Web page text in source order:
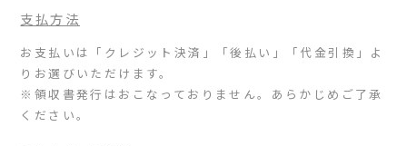
支払方法
お支払いは「クレジット決済」「後払い」「代金引換」よ
りお選びいただけます。
※領収書発行はおこなっておりません。あらかじめご了承
ください。